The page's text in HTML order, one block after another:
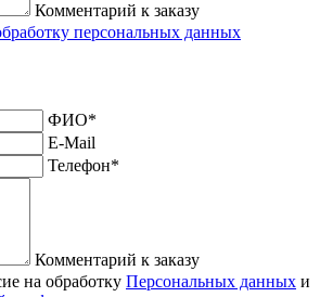
Комментарий к заказу
персональных данных
ФИО*
E-Mail
Телефон*
Комментарий к заказу
на обработку Персональных данных и